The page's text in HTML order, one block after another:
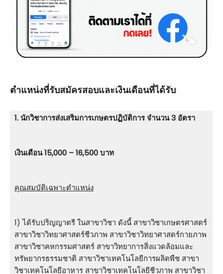
ตําแหน่งที่รับสมัครสอบและเงินเดือนที่ได้รับ
1. นักวิชาการส่งเสริมการเกษตรปฏิบัติการ จำนวน 3 อัตรา
เงินเดือน 15,000 – 16,500 บาท
คุณสมบัติเฉพาะตำแหน่ง
1) ได้รับปริญญาตรี ในสาขาวิชา ดังนี้ สาขาวิชาเกษตรศาสตร์
สาขาวิชาวิทยาศาสตร์ชีวภาพ สาขาวิชาวิทยาศาสตร์กายภาพ
สาขาวิชาคหกรรมศาสตร์ สาขาวิทยาการสิ่งแวดล้อมและ
ทรัพยากรธรรมชาติ สาขาวิชาเทคโนโลยีการผลิตพืช สาขา
วิชาเทคโนโลยีอาหาร สาขาวิชาเทคโนโลยีชีวภาพ สาขาวิชา